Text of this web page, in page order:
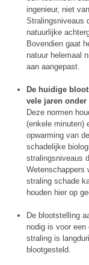
ingenieur, niet
Stralingsniveaus
natuurlijke
Bovendien gaat
natuur helemaal
aan aangepast.
De huidige
vele jaren
Deze normen
(enkele minuten)
opwarming van
schadelijke
stralingsniveaus
Wetenschappers
straling schade
houden hier op
De blootstelling
nodig is voor
straling is
blootgesteld.